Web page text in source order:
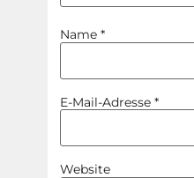
Name*
E-Mail-Adresse*
Website